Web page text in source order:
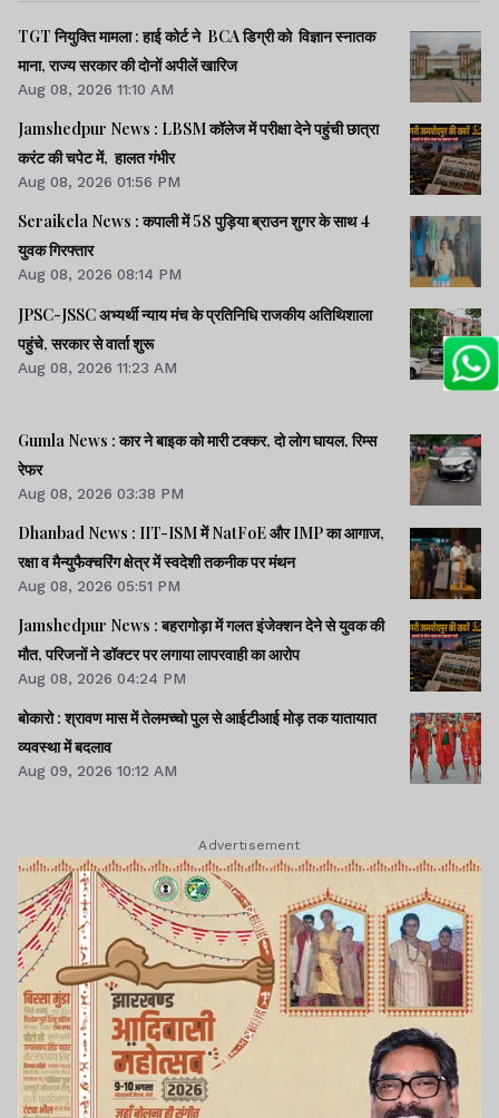
TGT नियुक्ति मामला : हाई कोर्ट ने BCA डिग्री को विज्ञान स्नातक
माना, राज्य सरकार की दोनों अपीलें खारिज
Aug 08, 2026 11:10 AM
Jamshedpur News : LBSM कॉलेज में परीक्षा देने पहुंची छात्रा
करंट की चपेट में, हालत गंभीर
Aug 08, 2026 01:56 PM
Seraikela News : कपाली में 58 पुड़िया ब्राउन शुगर के साथ 4
युवक गिरफ्तार
Aug 08, 2026 08:14 PM
JPSC-JSSC अभ्यर्थी न्याय मंच के प्रतिनिधि राजकीय अतिथिशाला
पहुंचे, सरकार से वार्ता शुरू
Aug 08, 2026 11:23 AM
Gumla News : कार ने बाइक को मारी टक्कर, दो लोग घायल, रिम्स
रेफर
Aug 08, 2026 03:38 PM
Dhanbad News : IIT-ISM में NatFoE और IMP का आगाज,
रक्षा व मैन्युफैक्चरिंग क्षेत्र में स्वदेशी तकनीक पर मंथन
Aug 08, 2026 05:51 PM
Jamshedpur News : बहरागोड़ा में गलत इंजेक्शन देने से युवक की
मौत, परिजनों ने डॉक्टर पर लगाया लापरवाही का आरोप
Aug 08, 2026 04:24 PM
बोकारो : श्रावण मास में तेलमच्चो पुल से आईटीआई मोड़ तक यातायात
व्यवस्था में बदलाव
Aug 09, 2026 10:12 AM
Advertisement